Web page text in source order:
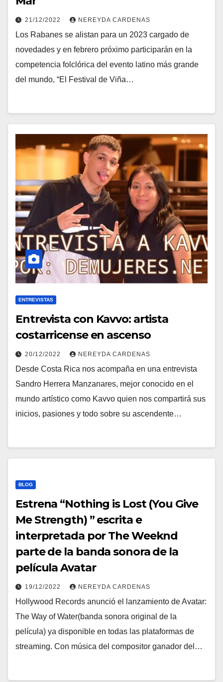
21/12/2022 NEREYDA CARDENAS
Los Rabanes se alistan para un 2023 cargado de
novedades y en febrero próximo participarán en la
competencia folclórica del evento latino más grande
del mundo, “El Festival de Viña…
ENTREVISTAS
Entrevista con Kavvo: artista
costarricense en ascenso
20/12/2022 NEREYDA CARDENAS
Desde Costa Rica nos acompaña en una entrevista
Sandro Herrera Manzanares, mejor conocido en el
mundo artístico como Kavvo quien nos compartirá sus
inicios, pasiones y todo sobre su ascendente…
BLOG
Estrena “Nothing is Lost (You Give
Me Strength) ” escrita e
interpretada por The Weeknd
parte de la banda sonora de la
película Avatar
19/12/2022 NEREYDA CARDENAS
Hollywood Records anunció el lanzamiento de Avatar:
The Way of Water(banda sonora original de la
película) ya disponible en todas las plataformas de
streaming. Con música del compositor ganador del…